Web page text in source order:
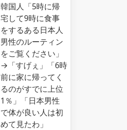
韓国人「5時に帰
宅して9時に食事
をするある日本人
男性のルーティン
をご覧ください」
→「すげぇ」「6時
前に家に帰ってく
るのがすでに上位
1％」「日本男性
で体が良い人は初
めて見たわ」